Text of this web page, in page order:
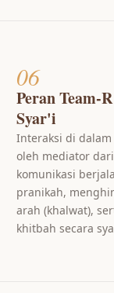
06
Peran Team-
Syar'i
Interaksi di
oleh mediator
komunikasi
pranikah,
arah (khalwat),
khitbah secara